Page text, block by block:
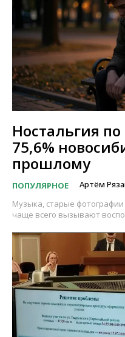
Ностальгия
75,6%
прошлому
ПОПУЛЯРНОЕ Артём
Музыка, старые
чаще всего вызывают